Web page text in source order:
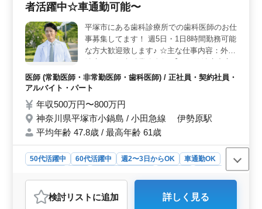
無料の駐車場が完備されています。通勤が快適で、普段
険診療を中心に、一般歯科から矯正歯科、審美歯科まで
様々な診療業務を担当。患者様との信頼関係を築きなが
ら、健康な歯と提供してください。訪問診療は一部あり
ますが、柔軟に対応可能です。
者活躍中☆車通勤可能〜
平塚市にある歯科診療所での歯科医師のお仕
事募集してます！ 週5日・1日8時間勤務可能
な方大歓迎致します♪ ☆主な仕事内容：外来
治療、一般歯科業務全般 【＼保険治療中心
／一般歯科/小児歯科 等】 ◎歯や歯周病の治
療 ◎予防歯科 ◎口腔ケアや審美歯科 ◎歯列
合もございます) ＊勤務日相談可能（その他
備考） ＊50代、60代歓迎 ＊女医歓迎 ＊車
通勤可能 ＊週休2日制 ＊交通費全額支給 ＊
社会保険完備 等 歯科医師経験10年以上の方
は条件面優遇します！ 希望条件・待遇相談
して下さい。若いスタッフが経験者の力を必
要としています♪
医師 (常勤医師・非常勤医師・歯科医師) / 正社員・契約社員・
アルバイト・パート
年収500万円〜800万円
神奈川県平塚市小鍋島 / 小田急線 伊勢原駅
平均年齢 47.8歳 / 最高年齢 61歳
50代活躍中 60代活躍中 週2〜3日からOK
車通勤OK
アルバイト・パート
おすすめポイント
検討リスト に追加 詳しく見る